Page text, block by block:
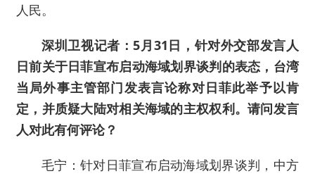
人民。
深圳卫视记者：5月31日，针对外交部发言人
日前关于日菲宣布启动海域划界谈判的表态，台湾
当局外事主管部门发表言论称对日菲此举予以肯
定，并质疑大陆对相关海域的主权权利。请问发言
人对此有何评论？
毛宁：针对日菲宣布启动海域划界谈判，中方